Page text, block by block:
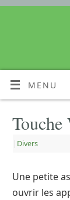
MENU
| Divers
Une petite
ouvrir les